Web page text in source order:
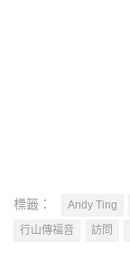
標籤： Andy Ting
行山傳福音
訪問